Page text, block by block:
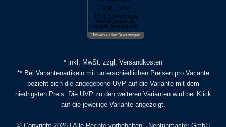
4.91 / 5.00
173.452 Bewertungen
von hier, amazon.de,
ebay.de, facebook.com
Hinweis zu den Bewertungen
* inkl. MwSt. zzgl. Versandkosten
** Bei Variantenartikeln mit unterschiedlichen Preisen pro Variante
bezieht sich die angegebene UVP auf die Variante mit dem
niedrigsten Preis. Die UVP zu den weiteren Varianten wird bei Klick
auf die jeweilige Variante angezeigt.